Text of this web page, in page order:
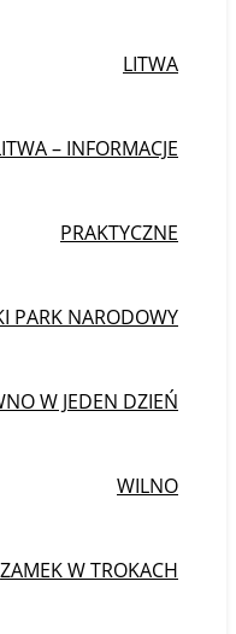
LITWA
– INFORMACJE
PRAKTYCZNE
PARK NARODOWY
W JEDEN DZIEŃ
WILNO
ZAMEK W TROKACH